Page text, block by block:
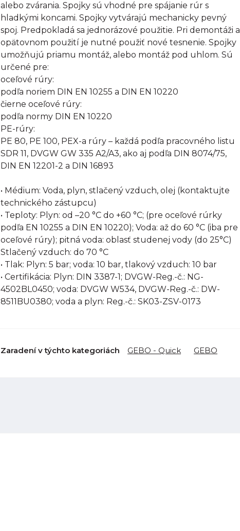
alebo zvárania. Spojky sú vhodné pre spájanie rúr s
hladkými koncami. Spojky vytvárajú mechanicky pevný
spoj. Predpokladá sa jednorázové použitie. Pri demontáži a
opätovnom použití je nutné použiť nové tesnenie. Spojky
umožňujú priamu montáž, alebo montáž pod uhlom. Sú
určené pre:
oceľové rúry:
podľa noriem DIN EN 10255 a DIN EN 10220
čierne oceľové rúry:
podľa normy DIN EN 10220
PE-rúry:
PE 80, PE 100, PEX-a rúry – každá podľa pracovného listu
SDR 11, DVGW GW 335 A2/A3, ako aj podľa DIN 8074/75,
DIN EN 12201-2 a DIN 16893
• Médium: Voda, plyn, stlačený vzduch, olej (kontaktujte
technického zástupcu)
• Teploty: Plyn: od –20 °C do +60 °C; (pre oceľové rúrky
podľa EN 10255 a DIN EN 10220); Voda: až do 60 °C (iba pre
oceľové rúry); pitná voda: oblasť studenej vody (do 25°C)
Stlačený vzduch: do 70 °C
• Tlak: Plyn: 5 bar; voda: 10 bar, tlakový vzduch: 10 bar
• Certifikácia: Plyn: DIN 3387-1; DVGW-Reg.-č.: NG-
4502BL0450; voda: DVGW W534, DVGW-Reg.-č.: DW-
8511BU0380; voda a plyn: Reg.-č.: SK03-ZSV-0173
Zaradení v týchto kategoriách GEBO - Quick GEBO